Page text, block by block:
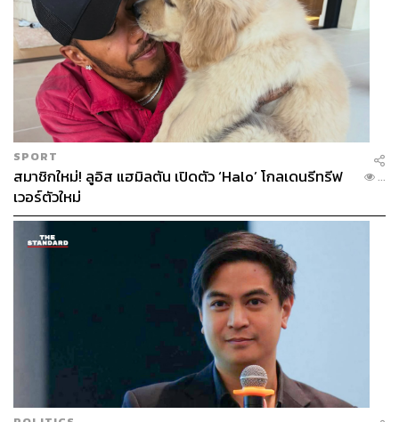
SPORT
สมาชิกใหม่! ลูอิส แฮมิลตัน เปิดตัว ‘Halo’ โกลเดนรีทรีฟ
เวอร์ตัวใหม่
...